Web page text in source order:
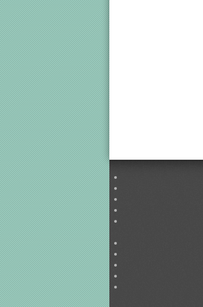
Sluneční brýle